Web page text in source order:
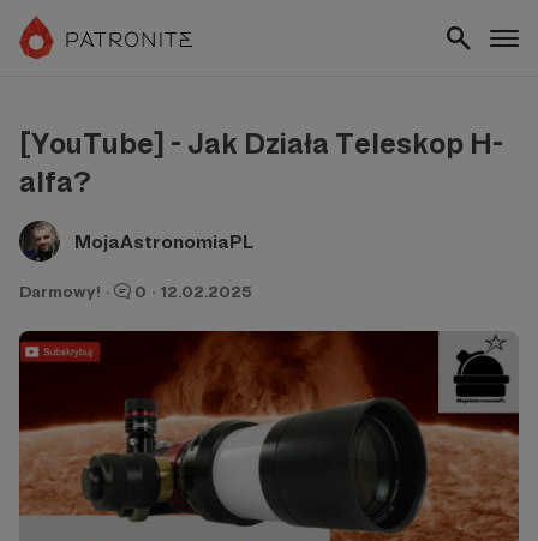
[YouTube] - Jak Działa Teleskop H-
alfa?
MojaAstronomiaPL
Darmowy! · 0 · 12.02.2025